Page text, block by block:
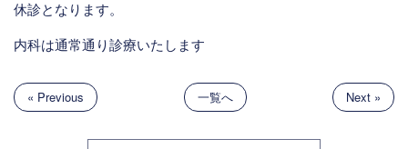
休診となります。
内科は通常通り診療いたします
« Previous 一覧へ Next »